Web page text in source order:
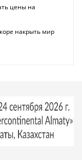
цены на
накрыть мир